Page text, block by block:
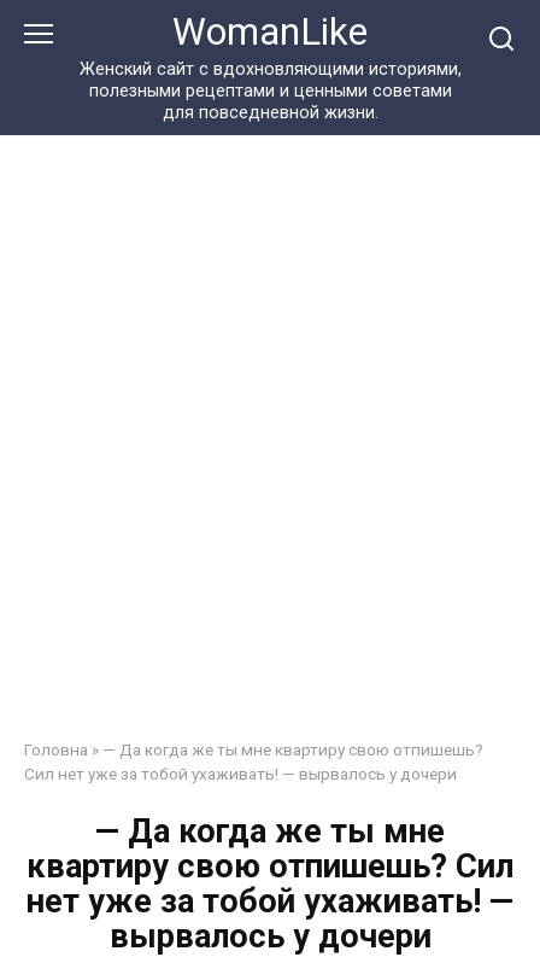
WomanLike
Женский сайт с вдохновляющими историями,
полезными рецептами и ценными советами
для повседневной жизни.
Головна » — Да когда же ты мне квартиру свою отпишешь?
Сил нет уже за тобой ухаживать! — вырвалось у дочери
— Да когда же ты мне
квартиру свою отпишешь? Сил
нет уже за тобой ухаживать! —
вырвалось у дочери